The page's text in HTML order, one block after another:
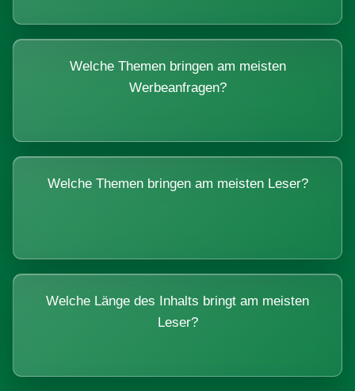
Welche Themen bringen am meisten
Werbeanfragen?
Welche Themen bringen am meisten Leser?
Welche Länge des Inhalts bringt am meisten
Leser?